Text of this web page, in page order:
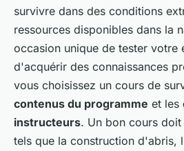
survivre dans des conditions
ressources disponibles dans la
occasion unique de tester votre
d'acquérir des connaissances
vous choisissez un cours de
contenus du programme et les
instructeurs. Un bon cours
tels que la construction d'abris,